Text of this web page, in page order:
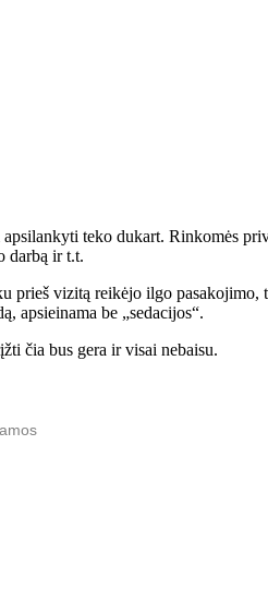
teko dukart. Rinkomės
darbą ir t.t.
prieš vizitą reikėjo ilgo
apsieinama be „sedacijos“.
čia bus gera ir visai nebaisu.